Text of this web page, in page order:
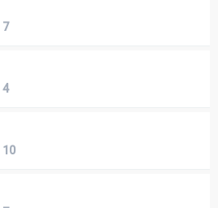
7
4
10